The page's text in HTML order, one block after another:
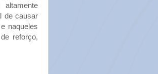
de causar
naqueles
reforço,